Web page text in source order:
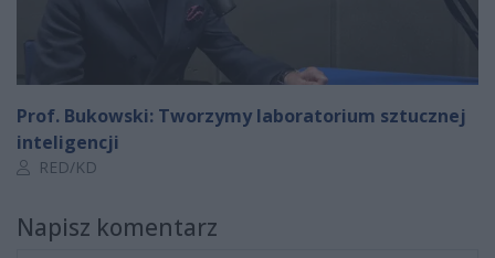
Prof. Bukowski: Tworzymy laboratorium sztucznej
inteligencji
Autor artykułu:
RED/KD
Napisz komentarz